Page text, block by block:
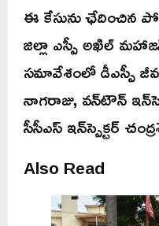
ఈ కేసును ఛేదించిన
జిల్లా ఎస్పీ అఖిల్
సమావేశంలో డీఎస్పీ
నాగరాజు, వన్‌టౌన్
సీసీఎస్ ఇన్‌స్పెక్టర్
Also Read